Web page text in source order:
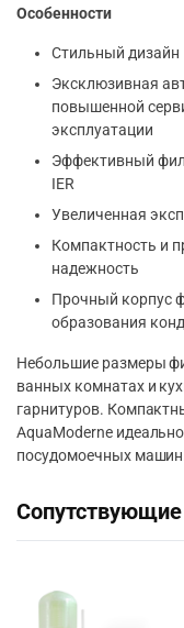
Особенности
Стильный дизайн
Эксклюзивная
повышенной
эксплуатации
Эффективный
IER
Увеличенная
Компактность и
надежность
Прочный корпус
образования
Небольшие размеры
ванных комнатах и
гарнитуров.
AquaModerne
посудомоечных